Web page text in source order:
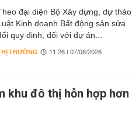
đại diện Bộ Xây dựng, dự thảo
Kinh doanh Bất động sản sửa
quy định, đối với dự án...
TRƯỜNG 11:26 | 07/08/2026
khu đô thị hỗn hợp hơn